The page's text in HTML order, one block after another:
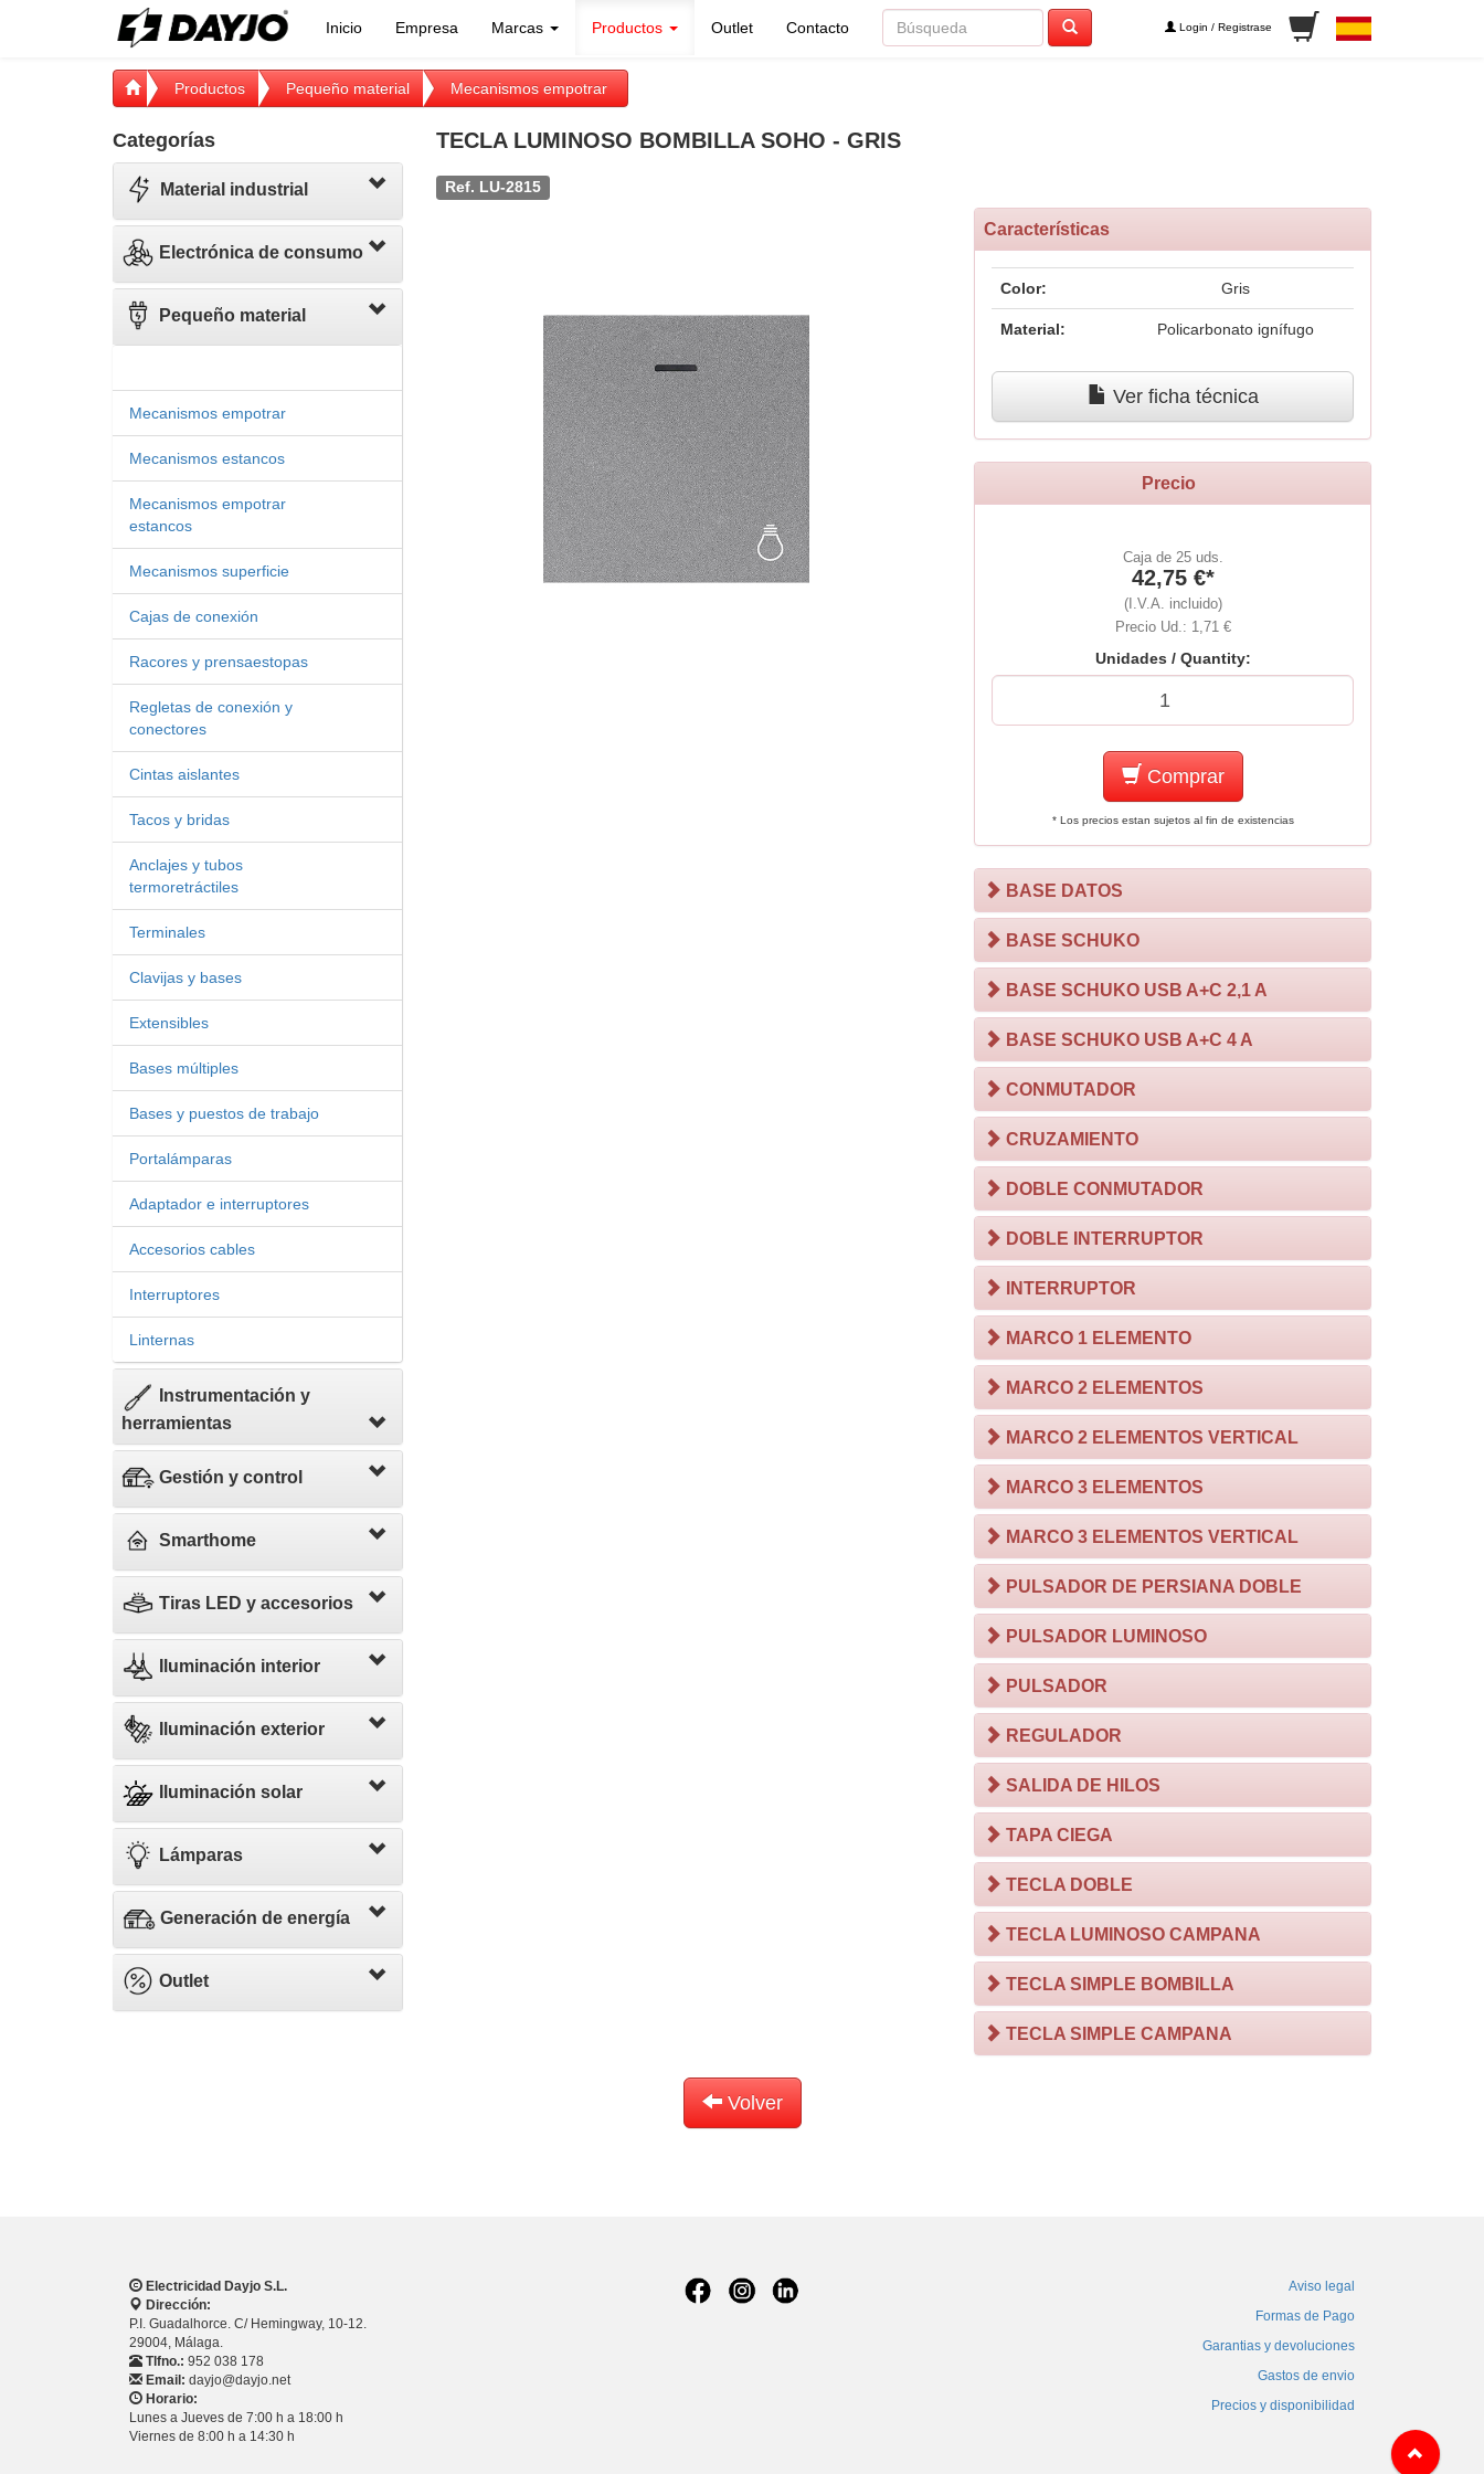
Inicio Empresa Marcas Productos Outlet Contacto Login / Registrase
Productos Pequeño material Mecanismos empotrar
Categorías
Material industrial
Electrónica de consumo
Pequeño material
Mecanismos empotrar
Mecanismos estancos
Mecanismos empotrar
estancos
Mecanismos superficie
Cajas de conexión
Racores y prensaestopas
Regletas de conexión y
conectores
Cintas aislantes
Tacos y bridas
Anclajes y tubos
termoretráctiles
Terminales
Clavijas y bases
Extensibles
Bases múltiples
Bases y puestos de trabajo
Portalámparas
Adaptador e interruptores
Accesorios cables
Interruptores
Linternas
Instrumentación y
herramientas
Gestión y control
Smarthome
Tiras LED y accesorios
Iluminación interior
Iluminación exterior
Iluminación solar
Lámparas
Generación de energía
Outlet
TECLA LUMINOSO BOMBILLA SOHO - GRIS
Ref. LU-2815
Características
Color: Gris
Material: Policarbonato ignífugo
Ver ficha técnica
Precio
Caja de 25 uds.
42,75 €*
(I.V.A. incluido)
Precio Ud.: 1,71 €
Unidades / Quantity:
Comprar
* Los precios estan sujetos al fin de existencias
BASE DATOS
BASE SCHUKO
BASE SCHUKO USB A+C 2,1 A
BASE SCHUKO USB A+C 4 A
CONMUTADOR
CRUZAMIENTO
DOBLE CONMUTADOR
DOBLE INTERRUPTOR
INTERRUPTOR
MARCO 1 ELEMENTO
MARCO 2 ELEMENTOS
MARCO 2 ELEMENTOS VERTICAL
MARCO 3 ELEMENTOS
MARCO 3 ELEMENTOS VERTICAL
PULSADOR DE PERSIANA DOBLE
PULSADOR LUMINOSO
PULSADOR
REGULADOR
SALIDA DE HILOS
TAPA CIEGA
TECLA DOBLE
TECLA LUMINOSO CAMPANA
TECLA SIMPLE BOMBILLA
TECLA SIMPLE CAMPANA
Volver
Electricidad Dayjo S.L.
Dirección:
P.I. Guadalhorce. C/ Hemingway, 10-12.
29004, Málaga.
Tlfno.: 952 038 178
Email: dayjo@dayjo.net
Horario:
Lunes a Jueves de 7:00 h a 18:00 h
Viernes de 8:00 h a 14:30 h
Aviso legal
Formas de Pago
Garantias y devoluciones
Gastos de envio
Precios y disponibilidad